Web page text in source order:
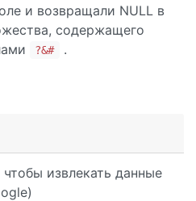
извлекать данные
и возвращали NULL в
содержащего
?&# .